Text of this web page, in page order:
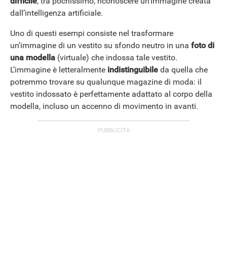
dall’intelligenza artificiale.
Uno di questi esempi consiste nel trasformare
un’immagine di un vestito su sfondo neutro in una foto di
una modella (virtuale) che indossa tale vestito.
L’immagine è letteralmente indistinguibile da quella che
potremmo trovare su qualunque magazine di moda: il
vestito indossato è perfettamente adattato al corpo della
modella, incluso un accenno di movimento in avanti.